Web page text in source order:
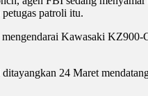
patroli itu.
Kawasaki
24 Maret